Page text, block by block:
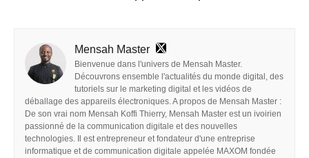
Mensah Master
Bienvenue dans l'univers de Mensah Master.
Découvrons ensemble l'actualités du monde digital, des
tutoriels sur le marketing digital et les vidéos de
déballage des appareils électroniques. A propos de Mensah Master :
De son vrai nom Mensah Koffi Thierry, Mensah Master est un ivoirien
passionné de la communication digitale et des nouvelles
technologies. Il est entrepreneur et fondateur d'une entreprise
informatique et de communication digitale appelée MAXOM fondée